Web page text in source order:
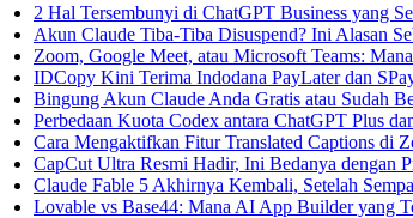
2 Hal Tersembunyi di ChatGPT Business yang
Akun Claude Tiba-Tiba Disuspend? Ini Alasan
Zoom, Google Meet, atau Microsoft Teams:
IDCopy Kini Terima Indodana PayLater dan
Bingung Akun Claude Anda Gratis atau Sudah
Perbedaan Kuota Codex antara ChatGPT Plus
Cara Mengaktifkan Fitur Translated Captions di
CapCut Ultra Resmi Hadir, Ini Bedanya dengan
Claude Fable 5 Akhirnya Kembali, Setelah
Lovable vs Base44: Mana AI App Builder yang